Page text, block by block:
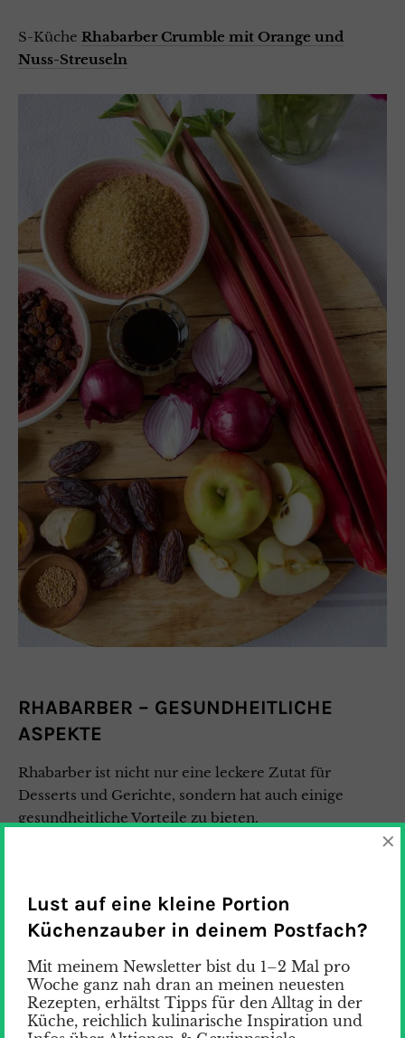
S-Küche Rhabarber Crumble mit Orange und
Nuss-Streuseln
RHABARBER – GESUNDHEITLICHE
ASPEKTE
Rhabarber ist nicht nur eine leckere Zutat für
Desserts und Gerichte, sondern hat auch einige
gesundheitliche Vorteile zu bieten.
Blutgerinnung wichtig ist. Reich an Vitamin C,
das das Immunsystem unterstützt und die
Ballaststoffreich: Rhabarber ist eine
ausgezeichnete Ballaststoffquelle, was zur
Förderung einer gesunden Verdauung beiträgt.
Lust auf eine kleine Portion
Küchenzauber in deinem Postfach?
Mit meinem Newsletter bist du 1–2 Mal pro
Woche ganz nah dran an meinen neuesten
Rezepten, erhältst Tipps für den Alltag in der
Küche, reichlich kulinarische Inspiration und
×